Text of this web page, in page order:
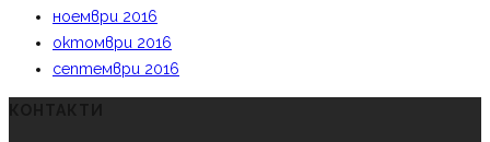
ноември 2016
октомври 2016
септември 2016